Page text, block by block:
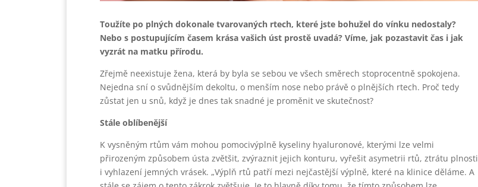
Toužíte po plných dokonale tvarovaných rtech, které jste bohužel do vínku nedostaly?
Nebo s postupujícím časem krása vašich úst prostě uvadá? Víme, jak pozastavit čas i jak
vyzrát na matku přírodu.
Zřejmě neexistuje žena, která by byla se sebou ve všech směrech stoprocentně spokojena.
Nejedna sní o svůdnějším dekoltu, o menším nose nebo právě o plnějších rtech. Proč tedy
zůstat jen u snů, když je dnes tak snadné je proměnit ve skutečnost?
Stále oblíbenější
K vysněným rtům vám mohou pomocivýplně kyseliny hyaluronové, kterými lze velmi
přirozeným způsobem ústa zvětšit, zvýraznit jejich konturu, vyřešit asymetrii rtů, ztrátu plnosti
i vyhlazení jemných vrásek. „Výplň rtů patří mezi nejčastější výplně, které na klinice děláme. A